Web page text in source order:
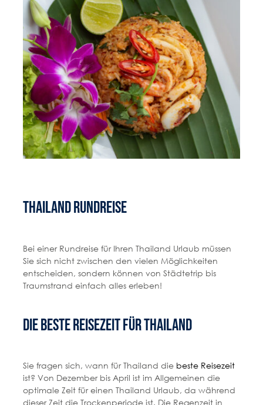
Thailand Rundreise
Bei einer Rundreise für Ihren Thailand Urlaub müssen
Sie sich nicht zwischen den vielen Möglichkeiten
entscheiden, sondern können von Städtetrip bis
Traumstrand einfach alles erleben!
Die beste Reisezeit für Thailand
Sie fragen sich, wann für Thailand die beste Reisezeit
ist? Von Dezember bis April ist im Allgemeinen die
optimale Zeit für einen Thailand Urlaub, da während
dieser Zeit die Trockenperiode ist. Die Regenzeit in